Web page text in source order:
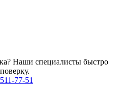
Наши специалисты быстро
77-51